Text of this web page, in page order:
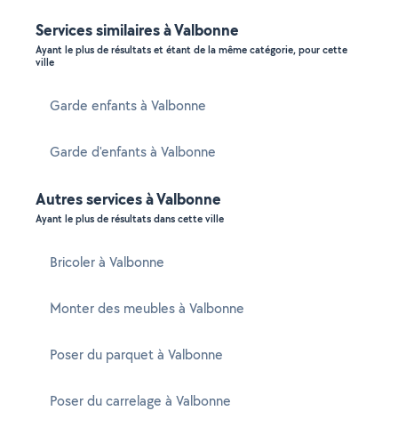
Services similaires à Valbonne
Ayant le plus de résultats et étant de la même catégorie, pour cette
ville
Garde enfants à Valbonne
Garde d'enfants à Valbonne
Autres services à Valbonne
Ayant le plus de résultats dans cette ville
Bricoler à Valbonne
Monter des meubles à Valbonne
Poser du parquet à Valbonne
Poser du carrelage à Valbonne